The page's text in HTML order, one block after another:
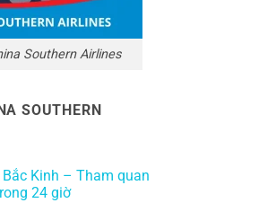
Southern Airlines
SOUTHERN
Kinh – Tham quan
24 giờ